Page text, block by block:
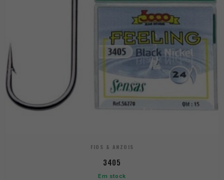
FIOS & ANZOIS
3405
Em stock